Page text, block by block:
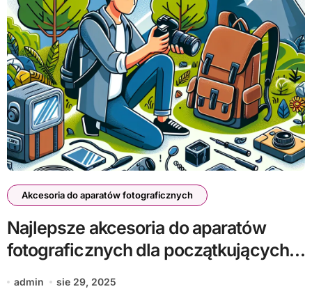
Akcesoria do aparatów fotograficznych
Najlepsze akcesoria do aparatów
fotograficznych dla początkujących
fotografów
admin sie 29, 2025